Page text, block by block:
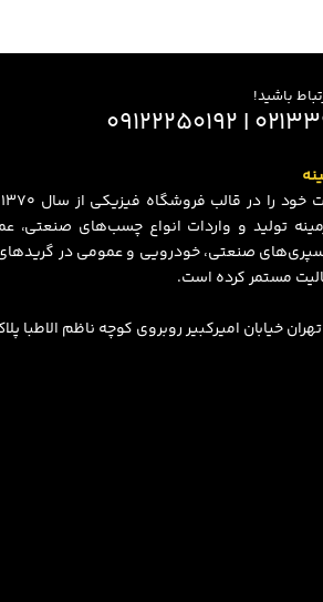
باشید!
تولید و واردات انواع چسب‌های صنعتی،
صنعتی، خودرویی و عمومی در
مستمر کرده است.
خیابان امیرکبیر روبروی کوچه ناظم الاطبا پلاک